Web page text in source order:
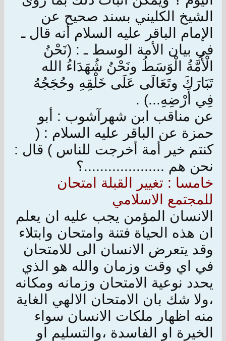
الشيخ الكليني بسند صحيح عن
الإمام الباقر عليه السلام أنه قال ـ
في بيان الأمة الوسط ـ : (نَحْنُ
الْأُمَّةُ الْوَسَطُ ونَحْنُ شُهَدَاءُ الله
تَبَارَكَ وتَعَالَى عَلَى خَلْقِهِ وحُجَجُهُ
فِي أَرْضِهِ...) .
عن مناقب ابن شهرآشوب : أبو
حمزة عن الباقر عليه السلام : (
كنتم خير أمة أخرجت للناس ) قال :
نحن هم ....................؟
خامسا : تغيير القبلة امتحان
للمجتمع الاسلامي
الانسان المؤمن يجب عليه ان يعلم
ان هذه الحياة فتنة وامتحان وابتلاء
وقد يتعرض الانسان الى للامتحان
في اي وقت وزمان والله هو الذي
يحدد نوعية الامتحان وزمانه ومكانه
،ولا شك بان الامتحان الالهي الغاية
منه اظهار ملكات الانسان سواء
الخيرة او الفاسدة ،والتسليم او